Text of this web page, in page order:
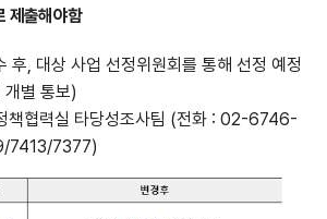
제출해야함
후, 대상 사업 선정위원회를 통해 선정 예정
개별 통보)
책협력실 타당성조사팀 (전화 : 02-6746-
7413/7377)